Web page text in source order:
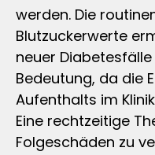
werden. Die
Blutzuckerwerte
neuer
Bedeutung, da die
Aufenthalts im
Eine rechtzeitige
Folgeschäden zu